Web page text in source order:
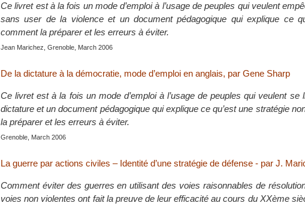
Ce livret est à la fois un mode d’emploi à l’usage de peuples qui veulent
sans user de la violence et un document pédagogique qui explique ce
comment la préparer et les erreurs à éviter.
Jean Marichez, Grenoble, March 2006
De la dictature à la démocratie, mode d’emploi en anglais, par Gene Sharp
Ce livret est à la fois un mode d’emploi à l’usage de peuples qui veulent se
dictature et un document pédagogique qui explique ce qu’est une stratégie
la préparer et les erreurs à éviter.
Grenoble, March 2006
La guerre par actions civiles – Identité d’une stratégie de défense - par J.
Comment éviter des guerres en utilisant des voies raisonnables de
voies non violentes ont fait la preuve de leur efficacité au cours du XXème